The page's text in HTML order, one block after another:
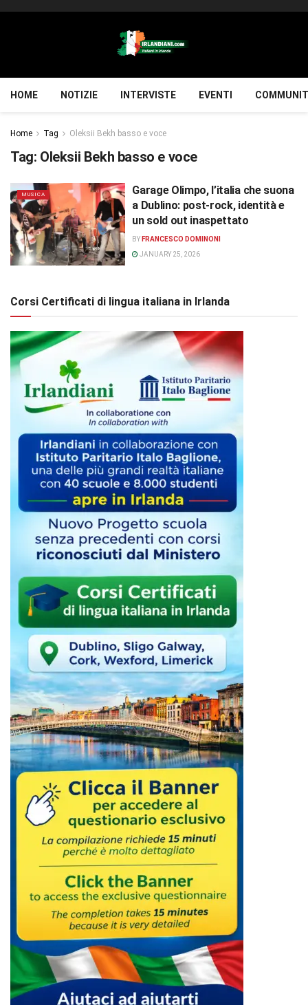
HOME NOTIZIE INTERVISTE EVENTI
Home Tag Oleksii Bekh basso e voce
Tag: Oleksii Bekh basso e voce
MUSICA
Garage Olimpo, l’italia che suona
a Dublino: post-rock, identità e
un sold out inaspettato
BY FRANCESCO DOMINONI
JANUARY 25, 2026
Corsi Certificati di lingua italiana in Irlanda